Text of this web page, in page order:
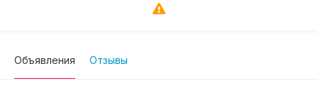
Объявления Отзывы